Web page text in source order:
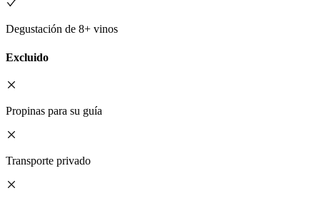
Degustación de 8+ vinos
Excluido
Propinas para su guía
Transporte privado